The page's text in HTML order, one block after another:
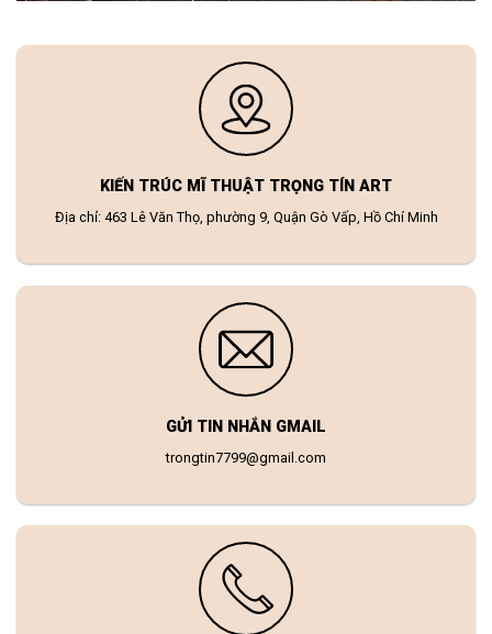
KIẾN TRÚC MĨ THUẬT TRỌNG TÍN ART
Địa chỉ: 463 Lê Văn Thọ, phường 9, Quận Gò Vấp, Hồ Chí Minh
GỬI TIN NHẮN GMAIL
trongtin7799@gmail.com